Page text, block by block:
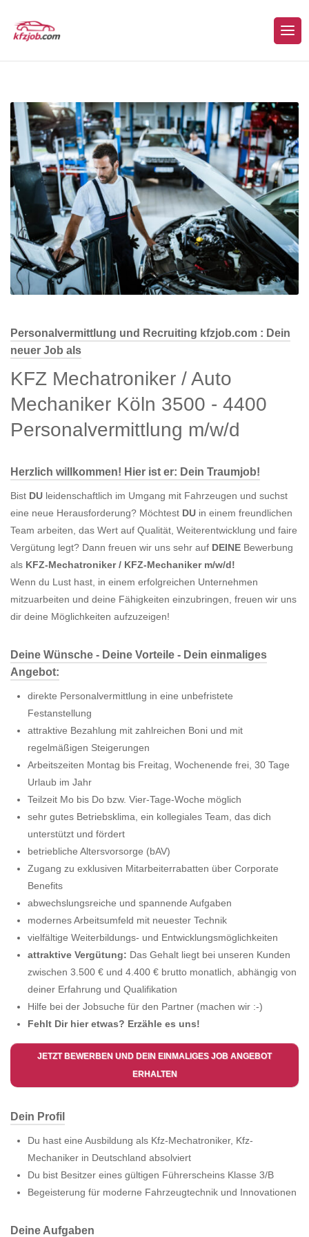
Personalvermittlung und Recruiting kfzjob.com : Dein
neuer Job als
KFZ Mechatroniker / Auto
Mechaniker Köln 3500 - 4400
Personalvermittlung m/w/d
Herzlich willkommen! Hier ist er: Dein Traumjob!
Bist DU leidenschaftlich im Umgang mit Fahrzeugen und suchst
eine neue Herausforderung? Möchtest DU in einem freundlichen
Team arbeiten, das Wert auf Qualität, Weiterentwicklung und faire
Vergütung legt? Dann freuen wir uns sehr auf DEINE Bewerbung
als KFZ-Mechatroniker / KFZ-Mechaniker m/w/d!
Wenn du Lust hast, in einem erfolgreichen Unternehmen
mitzuarbeiten und deine Fähigkeiten einzubringen, freuen wir uns
dir deine Möglichkeiten aufzuzeigen!
Deine Wünsche - Deine Vorteile - Dein einmaliges
Angebot:
direkte Personalvermittlung in eine unbefristete
Festanstellung
attraktive Bezahlung mit zahlreichen Boni und mit
regelmäßigen Steigerungen
Arbeitszeiten Montag bis Freitag, Wochenende frei, 30 Tage
Urlaub im Jahr
Teilzeit Mo bis Do bzw. Vier-Tage-Woche möglich
sehr gutes Betriebsklima, ein kollegiales Team, das dich
unterstützt und fördert
betriebliche Altersvorsorge (bAV)
Zugang zu exklusiven Mitarbeiterrabatten über Corporate
Benefits
abwechslungsreiche und spannende Aufgaben
modernes Arbeitsumfeld mit neuester Technik
vielfältige Weiterbildungs- und Entwicklungsmöglichkeiten
attraktive Vergütung: Das Gehalt liegt bei unseren Kunden
zwischen 3.500 € und 4.400 € brutto monatlich, abhängig von
deiner Erfahrung und Qualifikation
Hilfe bei der Jobsuche für den Partner (machen wir :-)
Fehlt Dir hier etwas? Erzähle es uns!
JETZT BEWERBEN UND DEIN EINMALIGES JOB ANGEBOT
ERHALTEN
Dein Profil
Du hast eine Ausbildung als Kfz-Mechatroniker, Kfz-
Mechaniker in Deutschland absolviert
Du bist Besitzer eines gültigen Führerscheins Klasse 3/B
Begeisterung für moderne Fahrzeugtechnik und Innovationen
Deine Aufgaben